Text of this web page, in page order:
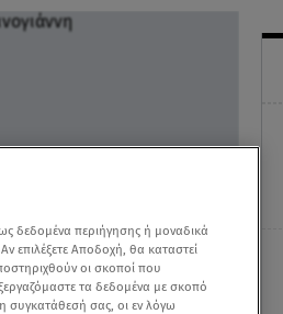
δεδομένα περιήγησης ή μοναδικά
επιλέξετε Αποδοχή, θα καταστεί
οι σκοποί που
τα δεδομένα με σκοπό
συγκατάθεσή σας, οι εν λόγω